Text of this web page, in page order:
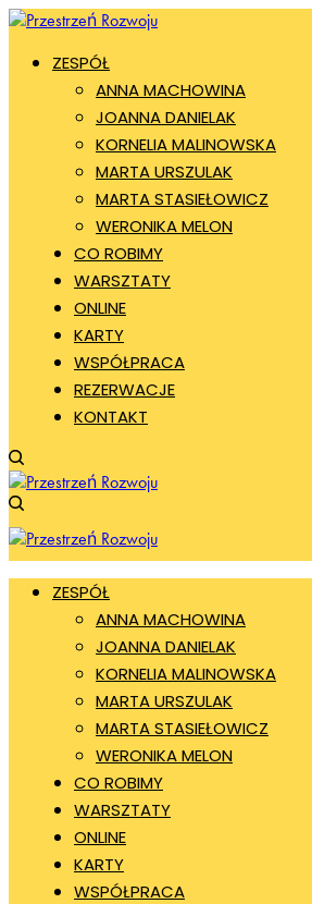
ZESPÓŁ
ANNA MACHOWINA
JOANNA DANIELAK
KORNELIA MALINOWSKA
MARTA URSZULAK
MARTA STASIEŁOWICZ
WERONIKA MELON
CO ROBIMY
WARSZTATY
ONLINE
KARTY
WSPÓŁPRACA
REZERWACJE
KONTAKT
ZESPÓŁ
ANNA MACHOWINA
JOANNA DANIELAK
KORNELIA MALINOWSKA
MARTA URSZULAK
MARTA STASIEŁOWICZ
WERONIKA MELON
CO ROBIMY
WARSZTATY
ONLINE
KARTY
WSPÓŁPRACA